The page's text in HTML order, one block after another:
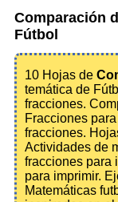
Comparación
Fútbol
10 Hojas de
temática de
fracciones.
Fracciones
fracciones.
Actividades de
fracciones para
para imprimir.
Matemáticas